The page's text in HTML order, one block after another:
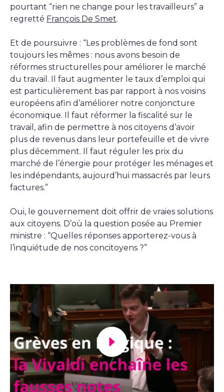
pourtant “rien ne change pour les travailleurs” a
regretté François De Smet.
Et de poursuivre : “Les problèmes de fond sont
toujours les mêmes : nous avons besoin de
réformes structurelles pour améliorer le marché
du travail. Il faut augmenter le taux d’emploi qui
est particulièrement bas par rapport à nos voisins
européens afin d’améliorer notre conjoncture
économique. Il faut réformer la fiscalité sur le
travail, afin de permettre à nos citoyens d’avoir
plus de revenus dans leur portefeuille et de vivre
plus décemment. Il faut réguler les prix du
marché de l’énergie pour protéger les ménages et
les indépendants, aujourd’hui massacrés par leurs
factures.”
Oui, le gouvernement doit offrir de vraies solutions
aux citoyens. D’où la question posée au Premier
ministre : “Quelles réponses apporterez-vous à
l’inquiétude de nos concitoyens ?”
Lancer la video